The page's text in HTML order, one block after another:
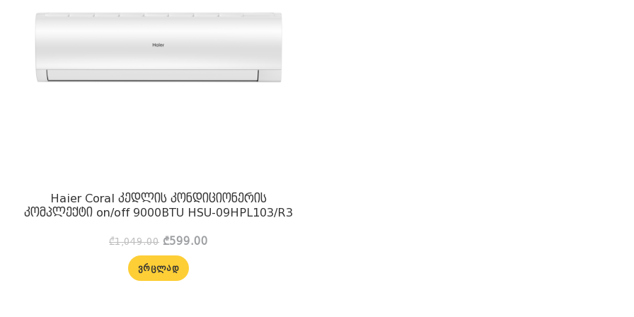
Haier Coral კედლის კონდიციონერის
კომპლექტი on/off 9000BTU HSU-09HPL103/R3
₾1,049.00 Original
price
was:
₾1,049.00.
₾599.00
ᲕᲠᲪᲚᲐᲓ